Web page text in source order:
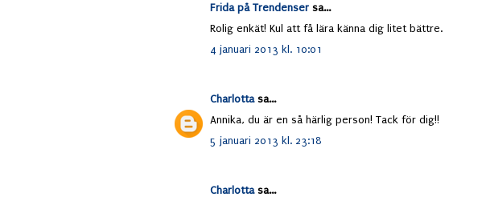
Frida på Trendenser sa...
Rolig enkät! Kul att få lära känna dig litet bättre.
4 januari 2013 kl. 10:01
Charlottasa...
Annika, du är en så härlig person! Tack för dig!!
5 januari 2013 kl. 23:18
Charlottasa...